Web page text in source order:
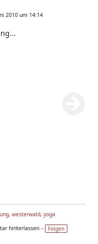
2010 um 14:14
, westerwald, yoga
hinterlassen –
Folgen